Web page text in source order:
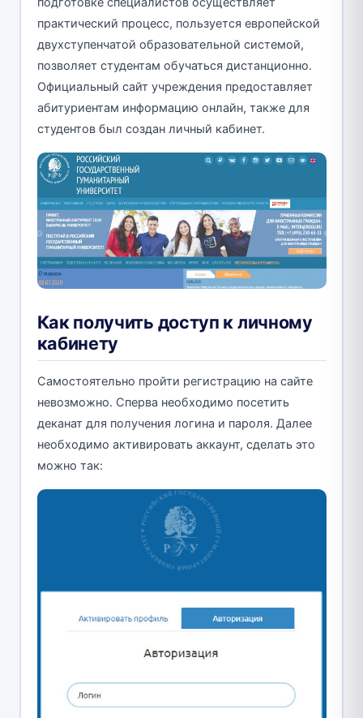
практический процесс, пользуется европейской
двухступенчатой образовательной системой,
позволяет студентам обучаться дистанционно.
Официальный сайт учреждения предоставляет
абитуриентам информацию онлайн, также для
студентов был создан личный кабинет.
Как получить доступ к личному
кабинету
Самостоятельно пройти регистрацию на сайте
невозможно. Сперва необходимо посетить
деканат для получения логина и пароля. Далее
необходимо активировать аккаунт, сделать это
можно так: